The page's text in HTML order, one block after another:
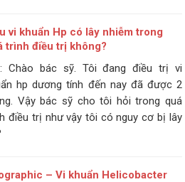
vi khuẩn Hp có lây nhiễm trong
trình điều trị không?
Chào bác sỹ. Tôi đang điều trị vi
hp dương tính đến nay đã được 2
Vậy bác sỹ cho tôi hỏi trong quá
điều trị như vậy tôi có nguy cơ bị lây
– Vi khuẩn Helicobacter